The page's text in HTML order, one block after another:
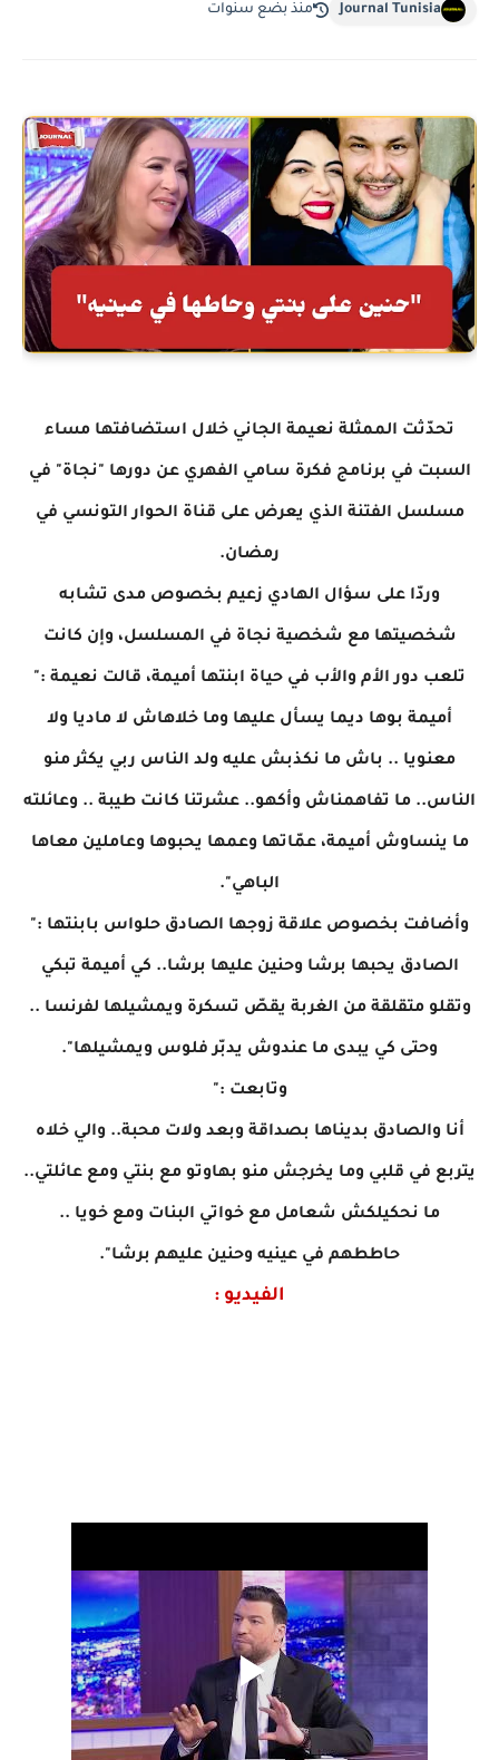
Journal Tunisia منذ بضع سنوات
تحدّثت الممثلة نعيمة الجاني خلال استضافتها مساء
السبت في برنامج فكرة سامي الفهري عن دورها "نجاة" في
مسلسل الفتنة الذي يعرض على قناة الحوار التونسي في
رمضان.
وردّا على سؤال الهادي زعيم بخصوص مدى تشابه
شخصيتها مع شخصية نجاة في المسلسل، وإن كانت
تلعب دور الأم والأب في حياة ابنتها أميمة، قالت نعيمة :"
أميمة بوها ديما يسأل عليها وما خلاهاش لا ماديا ولا
معنويا .. باش ما نكذبش عليه ولد الناس ربي يكثر منو
الناس.. ما تفاهمناش وأكهو.. عشرتنا كانت طيبة .. وعائلته
ما ينساوش أميمة، عمّاتها وعمها يحبوها وعاملين معاها
الباهي".
وأضافت بخصوص علاقة زوجها الصادق حلواس بابنتها :"
الصادق يحبها برشا وحنين عليها برشا.. كي أميمة تبكي
وتقلو متقلقة من الغربة يقصّ تسكرة ويمشيلها لفرنسا ..
وحتى كي يبدى ما عندوش يدبّر فلوس ويمشيلها".
وتابعت :"
أنا والصادق بديناها بصداقة وبعد ولات محبة.. والي خلاه
يتربع في قلبي وما يخرجش منو بهاوتو مع بنتي ومع عائلتي..
ما نحكيلكش شعامل مع خواتي البنات ومع خويا ..
حاططهم في عينيه وحنين عليهم برشا".
الفيديو :